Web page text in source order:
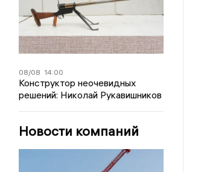
08/08 14:00
Конструктор неочевидных
решений: Николай Рукавишников
Новости компаний